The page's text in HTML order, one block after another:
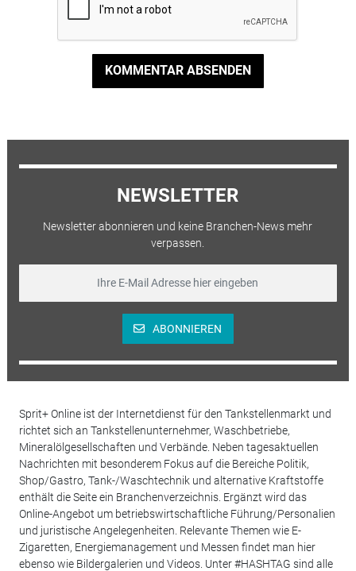
KOMMENTAR ABSENDEN
NEWSLETTER
Newsletter abonnieren und keine Branchen-News mehr
verpassen.
ABONNIEREN
Sprit+ Online ist der Internetdienst für den Tankstellenmarkt und
richtet sich an Tankstellenunternehmer, Waschbetriebe,
Mineralölgesellschaften und Verbände. Neben tagesaktuellen
Nachrichten mit besonderem Fokus auf die Bereiche Politik,
Shop/Gastro, Tank-/Waschtechnik und alternative Kraftstoffe
enthält die Seite ein Branchenverzeichnis. Ergänzt wird das
Online-Angebot um betriebswirtschaftliche Führung/Personalien
und juristische Angelegenheiten. Relevante Themen wie E-
Zigaretten, Energiemanagement und Messen findet man hier
ebenso wie Bildergalerien und Videos. Unter #HASHTAG sind alle